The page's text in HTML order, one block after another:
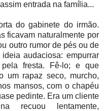
entrada na família...
do gabinete do irmão.
ficavam naturalmente por
outro rumor de pés ou de
audaciosa: empurrar
fresta. Fê-lo; e que
um rapaz seco, murcho,
mansos, com o chapéu
pedinte. Era um cliente
recuou lentamente,